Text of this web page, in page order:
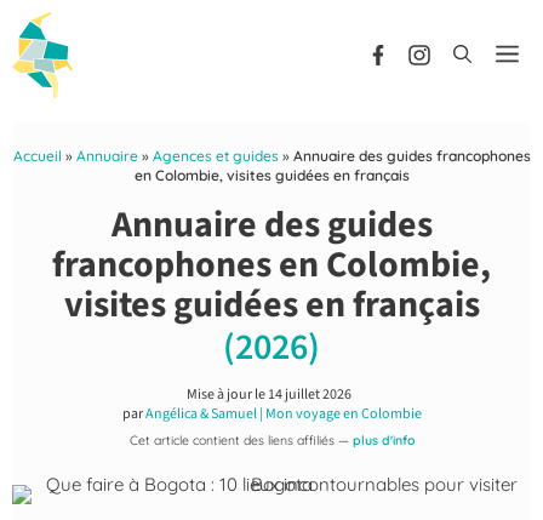
au
contenu
Accueil » Annuaire» Agences et guides» Annuaire des guides francophones
en Colombie, visites guidées en français
Annuaire des guides
francophones en Colombie,
visites guidées en français
(2026)
Mise à jour le14 juillet 2026
parAngélica & Samuel | Mon voyage en Colombie
Cet article contient des liens affiliés — plus d'info